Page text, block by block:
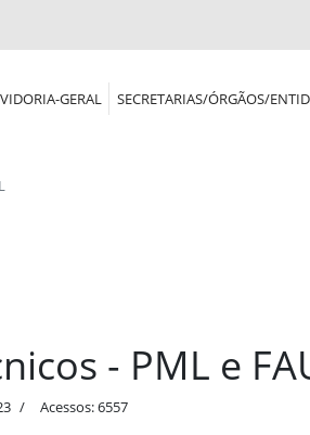
GERAL SECRETARIAS/ÓRGÃOS/
- PML e
Acessos: 6557